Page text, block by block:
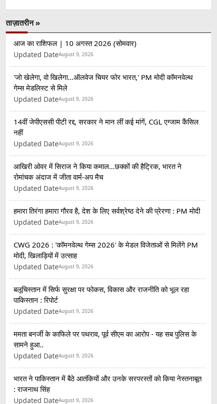
ताज़ातरीन »
आज का राशिफल | 10 अगस्त 2026 (सोमवार)
Updated DateAugust 9, 2026
'जो खेलेगा, वो खिलेगा...ऑलवेज चियर फोर भारत,' PM मोदी कॉमनवेल्थ
गेम्स मेडलिस्ट से मिले
Updated DateAugust 9, 2026
14वीं जेपीएससी पीटी रद्द, सरकार ने मान लीं कई मांगें, CGL एग्जाम कैंसिल
नहीं
Updated DateAugust 9, 2026
आखिरी ओवर में सिराज ने किया कमाल...छक्कों की हैट्रिक, भारत ने
रोमांचक अंदाज में जीता वार्म-अप मैच
Updated DateAugust 9, 2026
हमारा तिरंगा हमारा गौरव है, देश के लिए सर्वश्रेष्ठ देने की प्रेरणा : PM मोदी
Updated DateAugust 9, 2026
CWG 2026 : 'कॉमनवेल्थ गेम्स 2026' के मेडल विजेताओं से मिलेंगे PM
मोदी, खिलाड़ियों में उत्साह
Updated DateAugust 9, 2026
बलूचिस्तान में सिर्फ सुरक्षा पर फोकस, विकास और राजनीति को भूल रहा
पाकिस्तान : रिपोर्ट
Updated DateAugust 9, 2026
ममता बनर्जी के काफिले पर पथराव, पूर्व सीएम का आरोप - यह सब पुलिस के
सामने हुआ..
Updated DateAugust 9, 2026
भारत ने पाकिस्तान में बैठे आतंकियों और उनके सरपरस्तों को किया नेस्तनाबूत
: राजनाथ सिंह
Updated DateAugust 9, 2026